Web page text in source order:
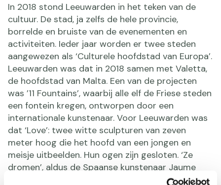
In 2018 stond Leeuwarden in het teken van de
cultuur. De stad, ja zelfs de hele provincie,
borrelde en bruiste van de evenementen en
activiteiten. Ieder jaar worden er twee steden
aangewezen als ‘Culturele hoofdstad van Europa’.
Leeuwarden was dat in 2018 samen met Valetta,
de hoofdstad van Malta. Een van de projecten
was ’11 Fountains’, waarbij alle elf de Friese steden
een fontein kregen, ontworpen door een
internationale kunstenaar. Voor Leeuwarden was
dat ‘Love’: twee witte sculpturen van zeven
meter hoog die het hoofd van een jongen en
meisje uitbeelden. Hun ogen zijn gesloten. ‘Ze
dromen’, aldus de Spaanse kunstenaar Jaume
Plensma, ‘want voor kinderen is de toekomst een